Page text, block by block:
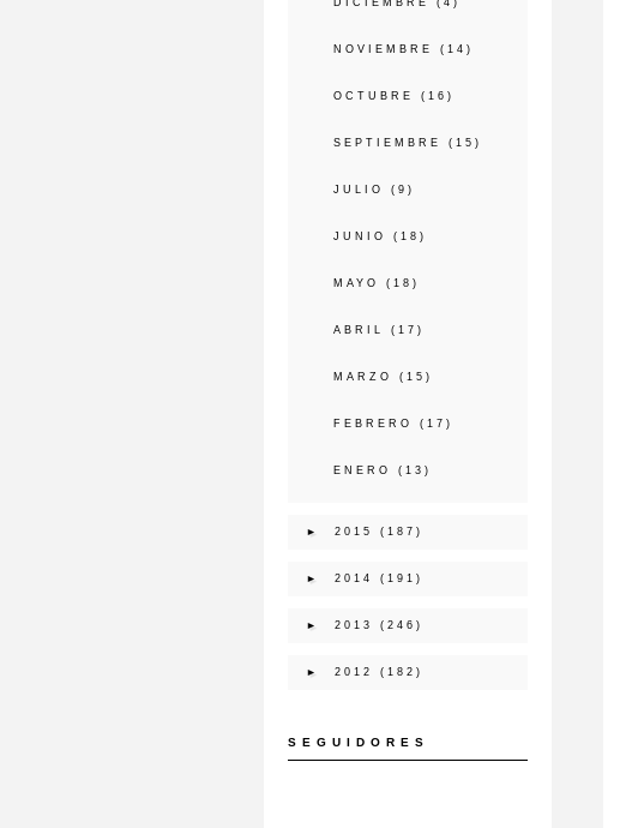
DICIEMBRE (4)
NOVIEMBRE (14)
OCTUBRE (16)
SEPTIEMBRE (15)
JULIO (9)
JUNIO (18)
MAYO (18)
ABRIL (17)
MARZO (15)
FEBRERO (17)
ENERO (13)
► 2015 (187)
► 2014 (191)
► 2013 (246)
► 2012 (182)
SEGUIDORES